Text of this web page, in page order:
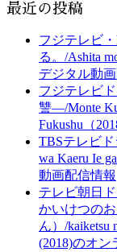
最近の投稿
フジテレビ
る。/Ashita
デジタル動
フジテレビ
讐―/Monte
Fukushu（
TBSテレビ
wa Kaeru Ie
動画配信情報
テレビ朝日
かいけつの
ん）/kaiketsu
(2018)のオ